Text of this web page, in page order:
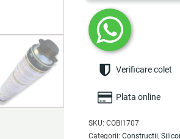
NS88,
500
ml,
etansare
umplere
-
COBI
Verificare colet
Plata online
SKU: COBI1707
Categorii: Constructii,